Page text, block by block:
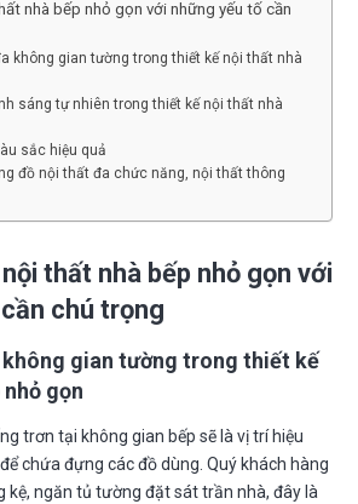
nhà bếp nhỏ gọn với những yếu tố cần
không gian tường trong thiết kế nội thất nhà
sáng tự nhiên trong thiết kế nội thất nhà
sắc hiệu quả
đồ nội thất đa chức năng, nội thất thông
thất nhà bếp nhỏ gọn với
chú trọng
gian tường trong thiết kế
gọn
trơn tại không gian bếp sẽ là vị trí hiệu
chứa đựng các đồ dùng. Quý khách hàng
kệ, ngăn tủ tường đặt sát trần nhà, đây là